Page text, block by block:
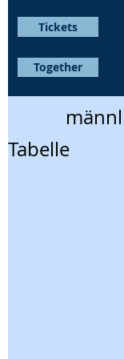
Together
Tickets
Tabelle